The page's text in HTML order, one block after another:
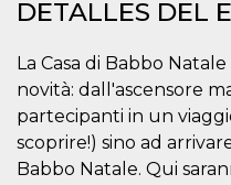
DETALLES DEL
La Casa di Babbo
novità: dall'ascensore
partecipanti in un
scoprire!) sino ad
Babbo Natale. Qui